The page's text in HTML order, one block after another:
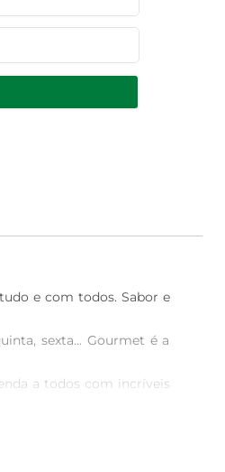
e com todos. Sabor e
sexta... Gourmet é a
a todos com incríveis